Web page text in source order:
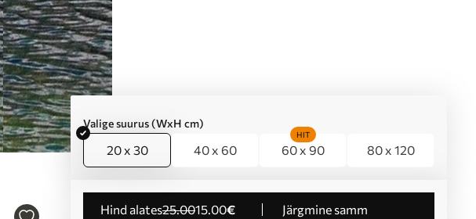
Valige suurus (WxH cm)
20 x 30 40 x 60 60 x 90
HIT
80 x 120
Hind alates25.0015.00€
Järgmine samm